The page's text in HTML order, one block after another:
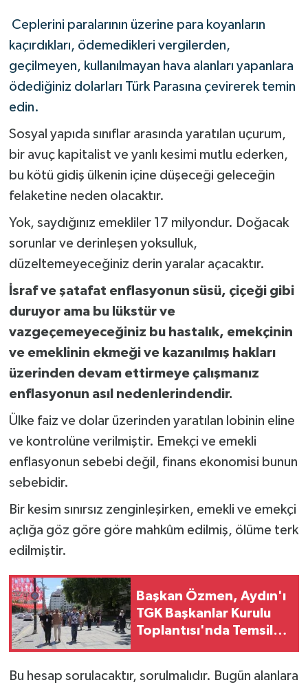
Ceplerini paralarının üzerine para koyanların
kaçırdıkları, ödemedikleri vergilerden,
geçilmeyen, kullanılmayan hava alanları yapanlara
ödediğiniz dolarları Türk Parasına çevirerek temin
edin.
Sosyal yapıda sınıflar arasında yaratılan uçurum,
bir avuç kapitalist ve yanlı kesimi mutlu ederken,
bu kötü gidiş ülkenin içine düşeceği geleceğin
felaketine neden olacaktır.
Yok, saydığınız emekliler 17 milyondur. Doğacak
sorunlar ve derinleşen yoksulluk,
düzeltemeyeceğiniz derin yaralar açacaktır.
İsraf ve şatafat enflasyonun süsü, çiçeği gibi
duruyor ama bu lükstür ve
vazgeçemeyeceğiniz bu hastalık, emekçinin
ve emeklinin ekmeği ve kazanılmış hakları
üzerinden devam ettirmeye çalışmanız
enflasyonun asıl nedenlerindendir.
Ülke faiz ve dolar üzerinden yaratılan lobinin eline
ve kontrolüne verilmiştir. Emekçi ve emekli
enflasyonun sebebi değil, finans ekonomisi bunun
sebebidir.
Bir kesim sınırsız zenginleşirken, emekli ve emekçi
açlığa göz göre göre mahkûm edilmiş, ölüme terk
edilmiştir.
Başkan Özmen, Aydın'ı
TGK Başkanlar Kurulu
Toplantısı'nda Temsil
Bu hesap sorulacaktır, sorulmalıdır. Bugün alanlara